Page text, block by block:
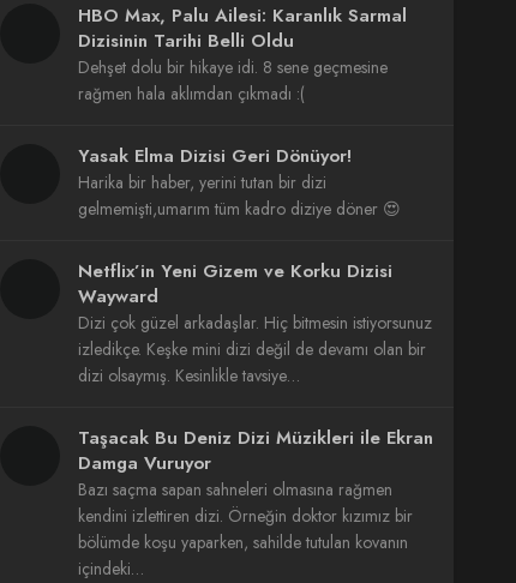
HBO Max, Palu Ailesi: Karanlık Sarmal
Dizisinin Tarihi Belli Oldu
Dehşet dolu bir hikaye idi. 8 sene geçmesine
rağmen hala aklımdan çıkmadı :(
Yasak Elma Dizisi Geri Dönüyor!
Harika bir haber, yerini tutan bir dizi
gelmemişti,umarım tüm kadro diziye döner 😍
Netflix’in Yeni Gizem ve Korku Dizisi
Wayward
Dizi çok güzel arkadaşlar. Hiç bitmesin istiyorsunuz
izledikçe. Keşke mini dizi değil de devamı olan bir
dizi olsaymış. Kesinlikle tavsiye…
Taşacak Bu Deniz Dizi Müzikleri ile Ekran
Damga Vuruyor
Bazı saçma sapan sahneleri olmasına rağmen
kendini izlettiren dizi. Örneğin doktor kızımız bir
bölümde koşu yaparken, sahilde tutulan kovanın
içindeki…